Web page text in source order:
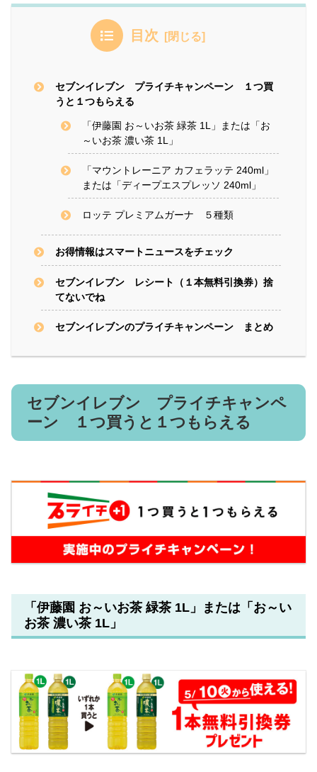
目次
セブンイレブン プライチキャンペーン １つ買
うと１つもらえる
「伊藤園 お～いお茶 緑茶 1L」または「お
～いお茶 濃い茶 1L」
「マウントレーニア カフェラッテ 240ml」
または「ディープエスプレッソ 240ml」
ロッテ プレミアムガーナ ５種類
お得情報はスマートニュースをチェック
セブンイレブン レシート（１本無料引換券）捨
てないでね
セブンイレブンのプライチキャンペーン まとめ
セブンイレブン プライチキャンペ
ーン １つ買うと１つもらえる
「伊藤園 お～いお茶 緑茶 1L」または「お～い
お茶 濃い茶 1L」